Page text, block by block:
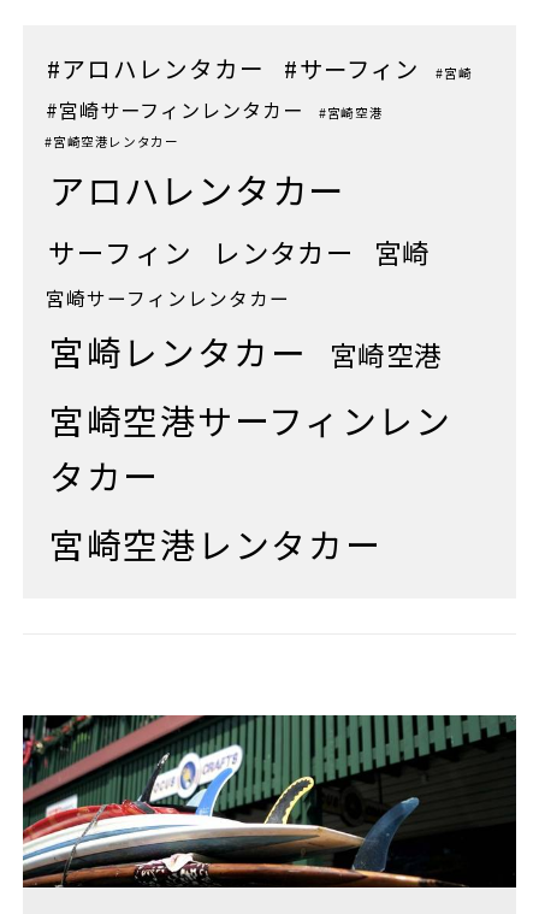
#アロハレンタカー #サーフィン #宮崎
#宮崎サーフィンレンタカー
#宮崎空港
#宮崎空港レンタカー
アロハレンタカー
サーフィン レンタカー 宮崎
宮崎サーフィンレンタカー
宮崎レンタカー 宮崎空港
宮崎空港サーフィンレン
タカー
宮崎空港レンタカー